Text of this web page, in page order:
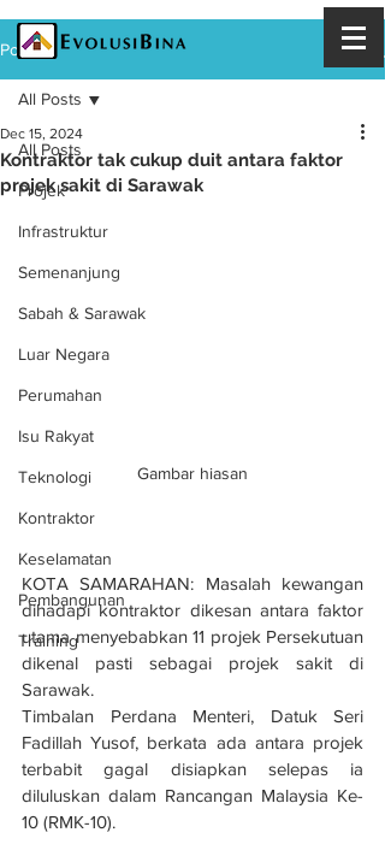
Post
All Posts
Projek
Infrastruktur
Semenanjung
Sabah & Sarawak
Luar Negara
Perumahan
Isu Rakyat
Teknologi
Kontraktor
Keselamatan
Pembangunan
Training
All Posts
Kontraktor tak cukup duit antara faktor
projek sakit di Sarawak
Dec 15, 2024
Gambar hiasan
KOTA SAMARAHAN: Masalah kewangan
dihadapi kontraktor dikesan antara faktor
utama menyebabkan 11 projek Persekutuan
dikenal pasti sebagai projek sakit di
Sarawak.
Timbalan Perdana Menteri, Datuk Seri
Fadillah Yusof, berkata ada antara projek
terbabit gagal disiapkan selepas ia
diluluskan dalam Rancangan Malaysia Ke-
10 (RMK-10).